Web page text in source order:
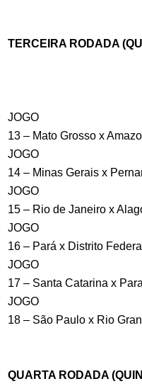
TERCEIRA RODADA
JOGO
13 – Mato Grosso x
JOGO
14 – Minas Gerais x
JOGO
15 – Rio de Janeiro x
JOGO
16 – Pará x Distrito
JOGO
17 – Santa Catarina x
JOGO
18 – São Paulo x Rio
QUARTA RODADA